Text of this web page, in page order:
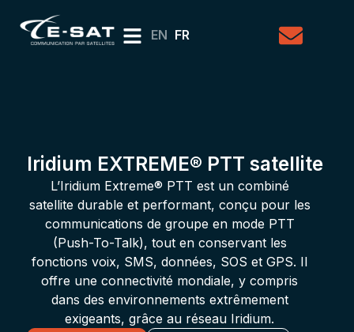
EN FR
Iridium EXTREME® PTT satellite
L’Iridium Extreme® PTT est un combiné
satellite durable et performant, conçu pour les
communications de groupe en mode PTT
(Push-To-Talk), tout en conservant les
fonctions voix, SMS, données, SOS et GPS. Il
offre une connectivité mondiale, y compris
dans des environnements extrêmement
exigeants, grâce au réseau Iridium.